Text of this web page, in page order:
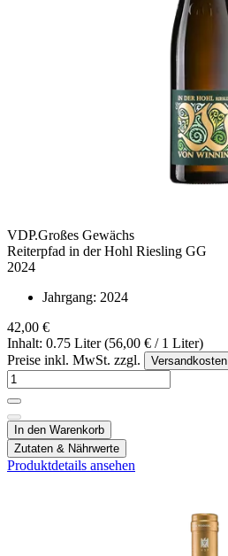
VDP.Großes Gewächs
Reiterpfad in der Hohl Riesling GG
2024
Jahrgang: 2024
42,00 €
Inhalt: 0.75 Liter (56,00 € / 1 Liter)
Preise inkl. MwSt. zzgl.
Versandkosten
In den Warenkorb
Zutaten & Nährwerte
Produktdetails ansehen